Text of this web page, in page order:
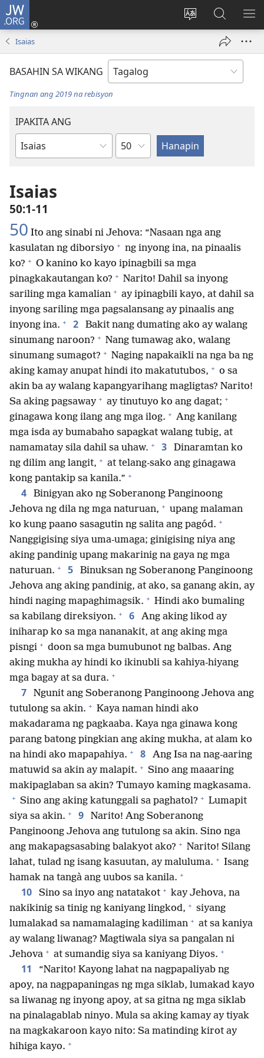
JW.ORG
Baguhin
ng
Mag-
log
bubukas
sa
JW.ORG
Isaias
BASAHIN SA WIKANG
Tingnan ang 2019 na rebisyon
IPAKITA ANG
Aklat
Bibliya
Kabanata
Isaias
50:1-11
50 Ito ang sinabi ni Jehova: “Nasaan nga ang
kasulatan ng diborsiyo + ng inyong ina, na pinaalis
ko? + O kanino ko kayo ipinagbili sa mga
pinagkakautangan ko? + Narito! Dahil sa inyong
sariling mga kamalian + ay ipinagbili kayo, at dahil sa
inyong sariling mga pagsalansang ay pinaalis ang
inyong ina. + 2
Bakit nang dumating ako ay walang
sinumang naroon? + Nang tumawag ako, walang
sinumang sumagot? + Naging napakaikli na nga ba ng
aking kamay anupat hindi ito makatutubos, + o sa
akin ba ay walang kapangyarihang magligtas? Narito!
Sa aking pagsaway + ay tinutuyo ko ang dagat; +
ginagawa kong ilang ang mga ilog. + Ang kanilang
mga isda ay bumabaho sapagkat walang tubig, at
namamatay sila dahil sa uhaw. + 3
Dinaramtan ko
ng dilim ang langit, + at telang-sako ang ginagawa
kong pantakip sa kanila.” +
4
Binigyan ako ng Soberanong Panginoong
Jehova ng dila ng mga naturuan, + upang malaman
ko kung paano sasagutin ng salita ang pagód. +
Nanggigising siya uma-umaga; ginigising niya ang
aking pandinig upang makarinig na gaya ng mga
naturuan. + 5
Binuksan ng Soberanong Panginoong
Jehova ang aking pandinig, at ako, sa ganang akin, ay
hindi naging mapaghimagsik. + Hindi ako bumaling
sa kabilang direksiyon. + 6
Ang aking likod ay
iniharap ko sa mga nananakit, at ang aking mga
pisngi + doon sa mga bumubunot ng balbas. Ang
aking mukha ay hindi ko ikinubli sa kahiya-hiyang
mga bagay at sa dura. +
7
Ngunit ang Soberanong Panginoong Jehova ang
tutulong sa akin. + Kaya naman hindi ako
makadarama ng pagkaaba. Kaya nga ginawa kong
parang batong pingkian ang aking mukha, at alam ko
na hindi ako mapapahiya. + 8
Ang Isa na nag-aaring
matuwid sa akin ay malapit. + Sino ang maaaring
makipaglaban sa akin? Tumayo kaming magkasama.
+ Sino ang aking katunggali sa paghatol? + Lumapit
siya sa akin. + 9
Narito! Ang Soberanong
Panginoong Jehova ang tutulong sa akin. Sino nga
ang makapagsasabing balakyot ako? + Narito! Silang
lahat, tulad ng isang kasuutan, ay maluluma. + Isang
hamak na tangà ang uubos sa kanila. +
10 Sino sa inyo ang natatakot + kay Jehova, na
nakikinig sa tinig ng kaniyang lingkod, + siyang
lumalakad sa namamalaging kadiliman + at sa kaniya
ay walang liwanag? Magtiwala siya sa pangalan ni
Jehova + at sumandig siya sa kaniyang Diyos. +
11
“Narito! Kayong lahat na nagpapaliyab ng
apoy, na nagpapaningas ng mga siklab, lumakad kayo
sa liwanag ng inyong apoy, at sa gitna ng mga siklab
na pinalagablab ninyo. Mula sa aking kamay ay tiyak
na magkakaroon kayo nito: Sa matinding kirot ay
hihiga kayo. +